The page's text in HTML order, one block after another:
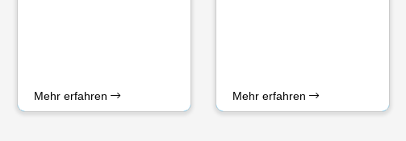
Mehr erfahren Mehr erfahren